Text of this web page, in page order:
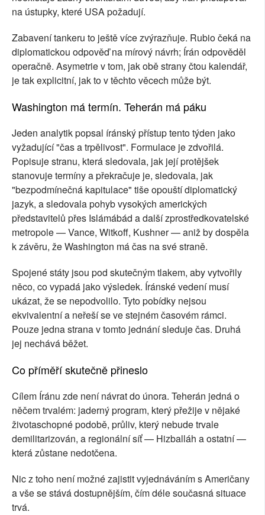
na ústupky, které USA požadují.
Zabavení tankeru to ještě více zvýrazňuje. Rubio čeká na
diplomatickou odpověď na mírový návrh; Írán odpověděl
operačně. Asymetrie v tom, jak obě strany čtou kalendář,
je tak explicitní, jak to v těchto věcech může být.
Washington má termín. Teherán má páku
Jeden analytik popsal íránský přístup tento týden jako
vyžadující "čas a trpělivost". Formulace je zdvořilá.
Popisuje stranu, která sledovala, jak její protějšek
stanovuje termíny a překračuje je, sledovala, jak
"bezpodmínečná kapitulace" tiše opouští diplomatický
jazyk, a sledovala pohyb vysokých amerických
představitelů přes Islámábád a další zprostředkovatelské
metropole — Vance, Witkoff, Kushner — aniž by dospěla
k závěru, že Washington má čas na své straně.
Spojené státy jsou pod skutečným tlakem, aby vytvořily
něco, co vypadá jako výsledek. Íránské vedení musí
ukázat, že se nepodvolilo. Tyto pobídky nejsou
ekvivalentní a neřeší se ve stejném časovém rámci.
Pouze jedna strana v tomto jednání sleduje čas. Druhá
jej nechává běžet.
Co příměří skutečně přineslo
Cílem Íránu zde není návrat do února. Teherán jedná o
něčem trvalém: jaderný program, který přežije v nějaké
životaschopné podobě, průliv, který nebude trvale
demilitarizován, a regionální síť — Hizballáh a ostatní —
která zůstane nedotčena.
Nic z toho není možné zajistit vyjednáváním s Američany
a vše se stává dostupnějším, čím déle současná situace
trvá.